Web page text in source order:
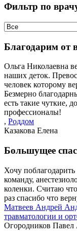
Фильтр по
Благодарим от
Ольга Николаевна
наших деток.
человек которому
Безмерно
есть такие чуткие,
профессионалы!
, Роддом
Казакова Елена
Большущее
Хочу
команду,
коленки. Считаю
раз спасибо что
Матвеев Андрей
травматологии и
Огородников Павел